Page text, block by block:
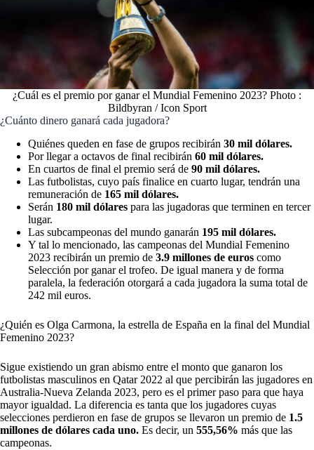
¿Cuál es el premio por ganar el Mundial Femenino 2023? Photo :
Bildbyran / Icon Sport
¿Cuánto dinero ganará cada jugadora?
Quiénes queden en fase de grupos recibirán 30 mil dólares.
Por llegar a octavos de final recibirán 60 mil dólares.
En cuartos de final el premio será de 90 mil dólares.
Las futbolistas, cuyo país finalice en cuarto lugar, tendrán una
remuneración de 165 mil dólares.
Serán 180 mil dólares para las jugadoras que terminen en tercer
lugar.
Las subcampeonas del mundo ganarán 195 mil dólares.
Y tal lo mencionado, las campeonas del Mundial Femenino
2023 recibirán un premio de 3.9 millones de euros como
Selección por ganar el trofeo. De igual manera y de forma
paralela, la federación otorgará a cada jugadora la suma total de
242 mil euros.
¿Quién es Olga Carmona, la estrella de España en la final del Mundial
Femenino 2023?
Sigue existiendo un gran abismo entre el monto que ganaron los
futbolistas masculinos en Qatar 2022 al que percibirán las jugadores en
Australia-Nueva Zelanda 2023, pero es el primer paso para que haya
mayor igualdad. La diferencia es tanta que los jugadores cuyas
selecciones perdieron en fase de grupos se llevaron un premio de 1.5
millones de dólares cada uno. Es decir, un 555,56% más que las
campeonas.